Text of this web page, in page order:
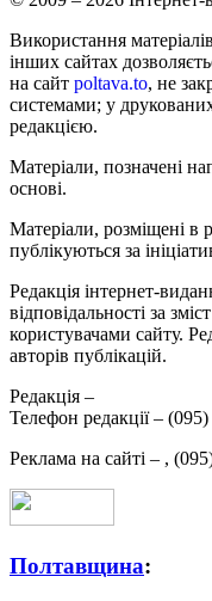
Використання
інших сайтах
на сайт poltava.to, не
системами; у
редакцією.
Матеріали, позначені
основі.
Матеріали, розміщені в
публікуються за
Редакція інтернет-
відповідальності за
користувачами сайту.
авторів публікацій.
Редакція –
Телефон редакції –
Реклама на сайті – ,
Полтавщина: